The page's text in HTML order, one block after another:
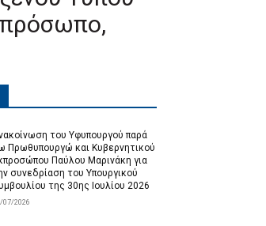
του Υφυπουργού παρά
Πρωθυπουργώ και Κυβερνητικού
Παύλου Μαρινάκη για
συνεδρίαση του Υπουργικού
της 30ης Ιουλίου 2026
07/2026